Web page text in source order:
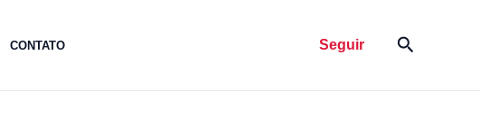
CONTATO Seguir Pesquisar